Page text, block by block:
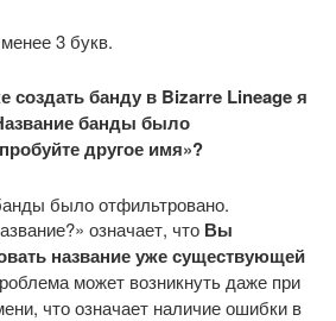
3 букв.
создать банду в Bizarre Lineage я
банды было
другое имя»?
было отфильтровано.
означает, что Вы
название уже существующей
может возникнуть даже при
что означает наличие ошибки в